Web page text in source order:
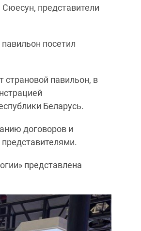
представители
посетил
павильон, в
Беларусь.
договоров и
представлена